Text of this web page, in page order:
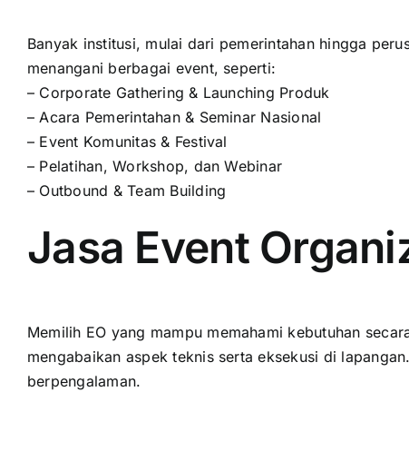
Banyak institusi, mulai dari pemerintahan hingga
menangani berbagai event, seperti:
– Corporate Gathering & Launching Produk
– Acara Pemerintahan & Seminar Nasional
– Event Komunitas & Festival
– Pelatihan, Workshop, dan Webinar
– Outbound & Team Building
Jasa Event
Memilih EO yang mampu memahami kebutuhan
mengabaikan aspek teknis serta eksekusi di
berpengalaman.